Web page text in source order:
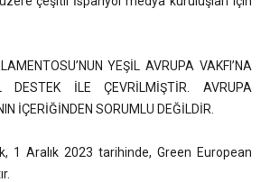
YEŞİL AVRUPA VAKFI’NA
DESTEK İLE ÇEVRİLMİŞTİR. AVRUPA
İÇERİĞİNDEN SORUMLU DEĞİLDİR.
1 Aralık 2023 tarihinde, Green European